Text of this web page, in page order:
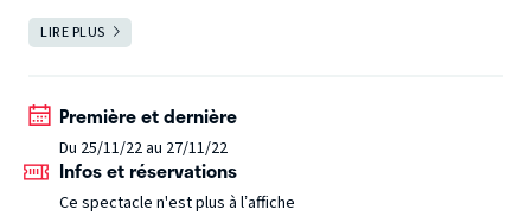
bouclé une tournée de plus de 110 dates, elle présente
aujourd’hui son nouveau spectacle, Hasta Luego, entourée
L’occasion unique de découvrir les nouveaux titres de son
prochain album et de retrouver cette générosité intacte
et ce féroce appétit de faire vibrer toute une salle au son
de sa voix, reconnaissable entre toutes, avant de rentrer
LIRE PLUS
Première et dernière
Du 25/11/22 au 27/11/22
Infos et réservations
Ce spectacle n'est plus à l’affiche